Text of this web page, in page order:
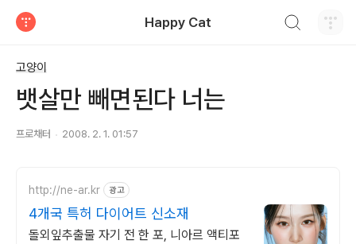
Happy Cat
고양이
뱃살만 빼면된다 너는
프로채터 2008. 2. 1. 01:57
http://ne-ar.kr 광고
4개국 특허 다이어트 신소재
돌외잎추출물 자기 전 한 포, 니아르 액티포